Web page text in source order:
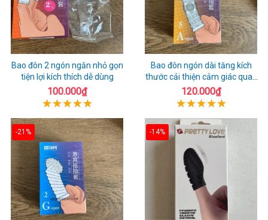
Bao đôn 2 ngón ngắn nhỏ gọn
tiện lợi kích thích dễ dùng
100.000₫
Bao đôn ngón dài tăng kích
thước cải thiện cảm giác quan
hệ
120.000₫
-21% -14%